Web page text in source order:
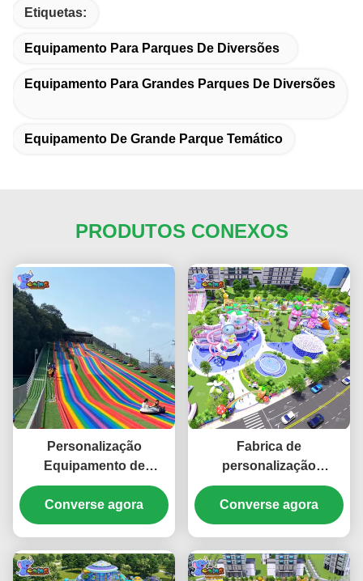
Etiquetas:
Equipamento Para Parques De Diversões
Equipamento Para Grandes Parques De Diversões
Equipamento De Grande Parque Temático
PRODUTOS CONEXOS
Personalização
Equipamento de
diversão de grandes
dimensões ao ar livre
Rainbow Slide
Converse agora
Fabrica de
personalização
Equipamento de
diversão grande
Equipamento de
Converse agora